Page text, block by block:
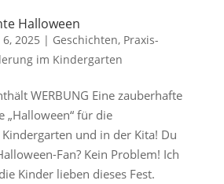
Halloween
2025 | Geschichten, Praxis-
im Kindergarten
WERBUNG Eine zauberhafte
„Halloween“ für die
und in der Kita! Du
Fan? Kein Problem! Ich
Kinder lieben dieses Fest.